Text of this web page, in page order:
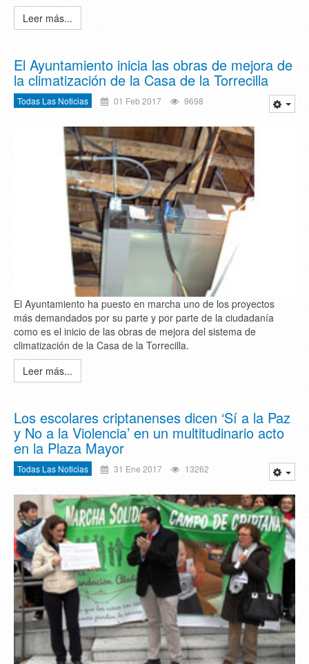
Leer más...
El Ayuntamiento inicia las obras de mejora de
la climatización de la Casa de la Torrecilla
Todas Las Noticias 01 Feb 2017 9698
El Ayuntamiento ha puesto en marcha uno de los proyectos
más demandados por su parte y por parte de la ciudadanía
como es el inicio de las obras de mejora del sistema de
climatización de la Casa de la Torrecilla.
Leer más...
Los escolares criptanenses dicen ‘Sí a la Paz
y No a la Violencia’ en un multitudinario acto
en la Plaza Mayor
Todas Las Noticias 31 Ene 2017 13262